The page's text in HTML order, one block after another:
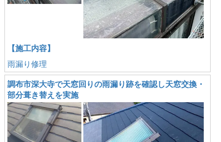
【施工内容】
雨漏り修理
調布市深大寺で天窓回りの雨漏り跡を確認し天窓交換・
部分葺き替えを実施